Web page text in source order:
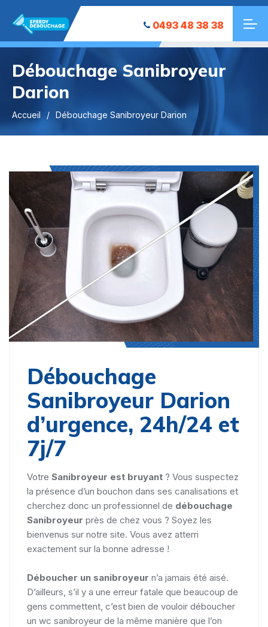
0493 48 38 38
Débouchage Sanibroyeur
Darion
Accueil Débouchage Sanibroyeur Darion
Débouchage
Sanibroyeur Darion
d’urgence, 24h/24 et
7j/7
Votre Sanibroyeur est bruyant ? Vous suspectez
la présence d’un bouchon dans ses canalisations et
cherchez donc un professionnel de débouchage
Sanibroyeur près de chez vous ? Soyez les
bienvenus sur notre site. Vous avez atterri
exactement sur la bonne adresse !
Déboucher un sanibroyeur n’a jamais été aisé.
D’ailleurs, s’il y a une erreur fatale que beaucoup de
gens commettent, c’est bien de vouloir déboucher
un wc sanibroyeur de la même manière que l’on